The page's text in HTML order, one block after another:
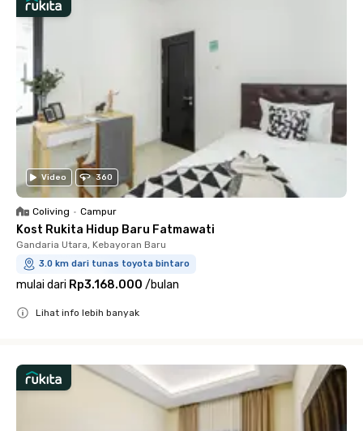
Video 360
Coliving • Campur
Kost Rukita Hidup Baru Fatmawati
Gandaria Utara, Kebayoran Baru
3.0 km dari tunas toyota bintaro
mulai dari Rp3.168.000 /bulan
Lihat info lebih banyak